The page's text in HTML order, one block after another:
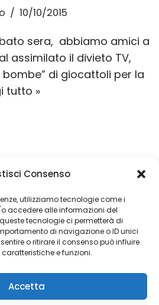
Consenso
utilizziamo tecnologie come i
accedere alle informazioni del
tecnologie ci permetterà di
di navigazione o ID unici
o ritirare il consenso può influire
e funzioni.
Accetta
10/10/2015
sera, abbiamo amici a
assimilato il divieto TV,
di giocattoli per la
tutto »
with ♥ by Massimiliano Vurro